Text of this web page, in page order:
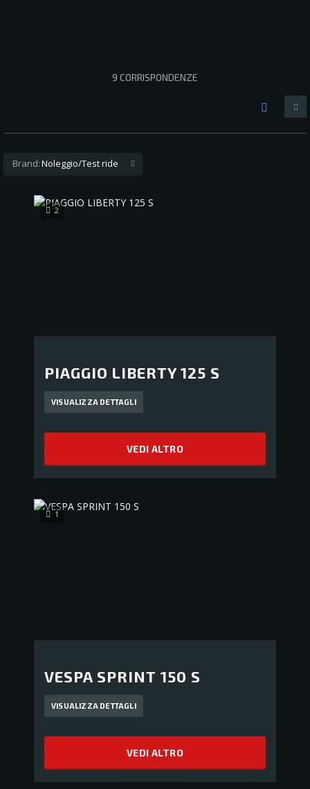
9 CORRISPONDENZE
Brand:Noleggio/Test ride
2
PIAGGIO LIBERTY 125 S
VISUALIZZA DETTAGLI
VEDI ALTRO
1
VESPA SPRINT 150 S
VISUALIZZA DETTAGLI
VEDI ALTRO